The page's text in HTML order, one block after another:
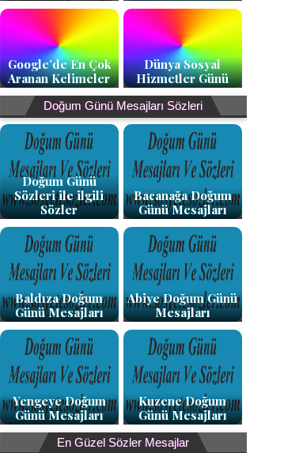
Google’de En Çok
Aranan Kelimeler
Dünya Sosyal
Hizmetler Günü
Doğum Günü Mesajları Sözleri
Doğum Günü
Sözleri ile ilgili
Sözler
Bacanağa Doğum
Günü Mesajları
Baldıza Doğum
Günü Mesajları
Abiye Doğum Günü
Mesajları
Yengeye Doğum
Günü Mesajları
Kuzene Doğum
Günü Mesajları
En Güzel Sözler Mesajlar